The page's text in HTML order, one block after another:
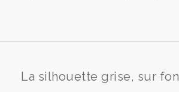
La silhouette grise, sur